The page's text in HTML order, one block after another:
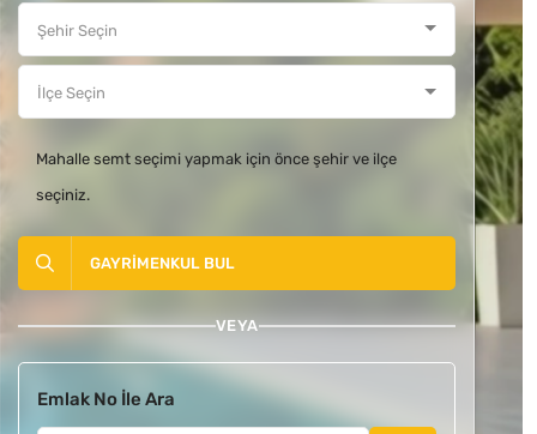
Mahalle semt seçimi yapmak için önce şehir ve ilçe
seçiniz.
GAYRIMENKUL BUL
VEYA
Emlak No İle Ara